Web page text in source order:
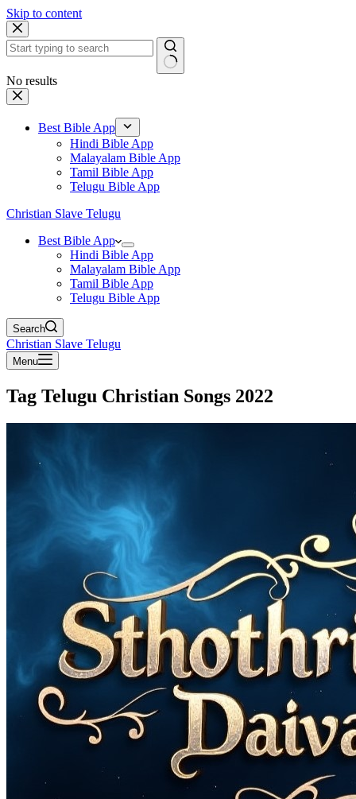
Skip to content
No results
Best Bible App
Hindi Bible App
Malayalam Bible App
Tamil Bible App
Telugu Bible App
Christian Slave Telugu
Best Bible App
Hindi Bible App
Malayalam Bible App
Tamil Bible App
Telugu Bible App
Search
Christian Slave Telugu
Menu
Tag Telugu Christian Songs 2022